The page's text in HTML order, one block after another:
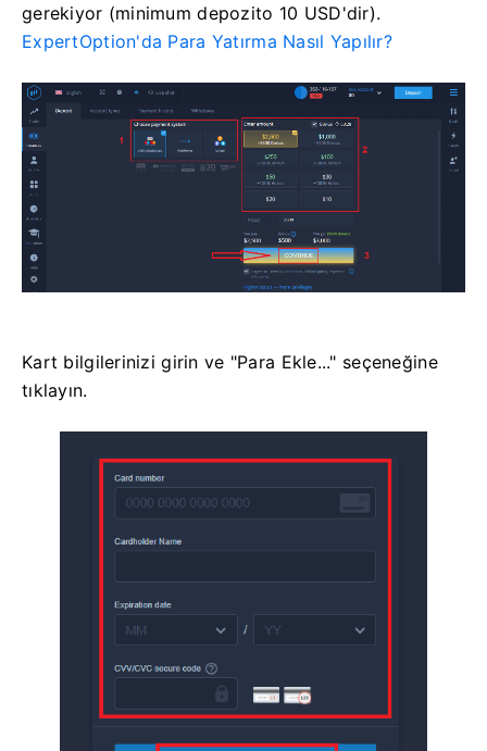
gerekiyor (minimum depozito 10 USD'dir).
ExpertOption'da Para Yatırma Nasıl Yapılır?
Kart bilgilerinizi girin ve "Para Ekle..." seçeneğine
tıklayın.